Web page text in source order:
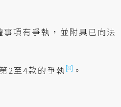
項有爭執，並附具已向法
2至4款的爭執 [8] 。